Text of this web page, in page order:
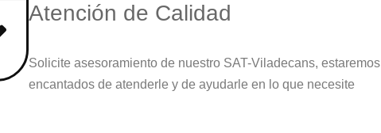
Atención de Calidad
Solicite asesoramiento de nuestro SAT-Viladecans, estaremos
encantados de atenderle y de ayudarle en lo que necesite